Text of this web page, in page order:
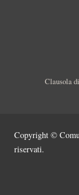
Clausola
Copyright ©
riservati.